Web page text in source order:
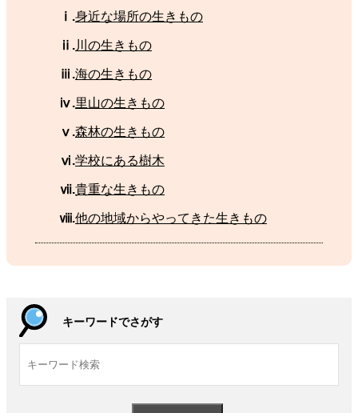
ⅰ.身近な場所の生きもの
ⅱ.川 の生きもの
ⅲ.海の生きもの
ⅳ.里山の生きもの
ⅴ.森林の生きもの
ⅵ.学校にある樹木
ⅶ.貴重な生きもの
ⅷ.他の地域からやってきた生きもの
キーワードでさがす